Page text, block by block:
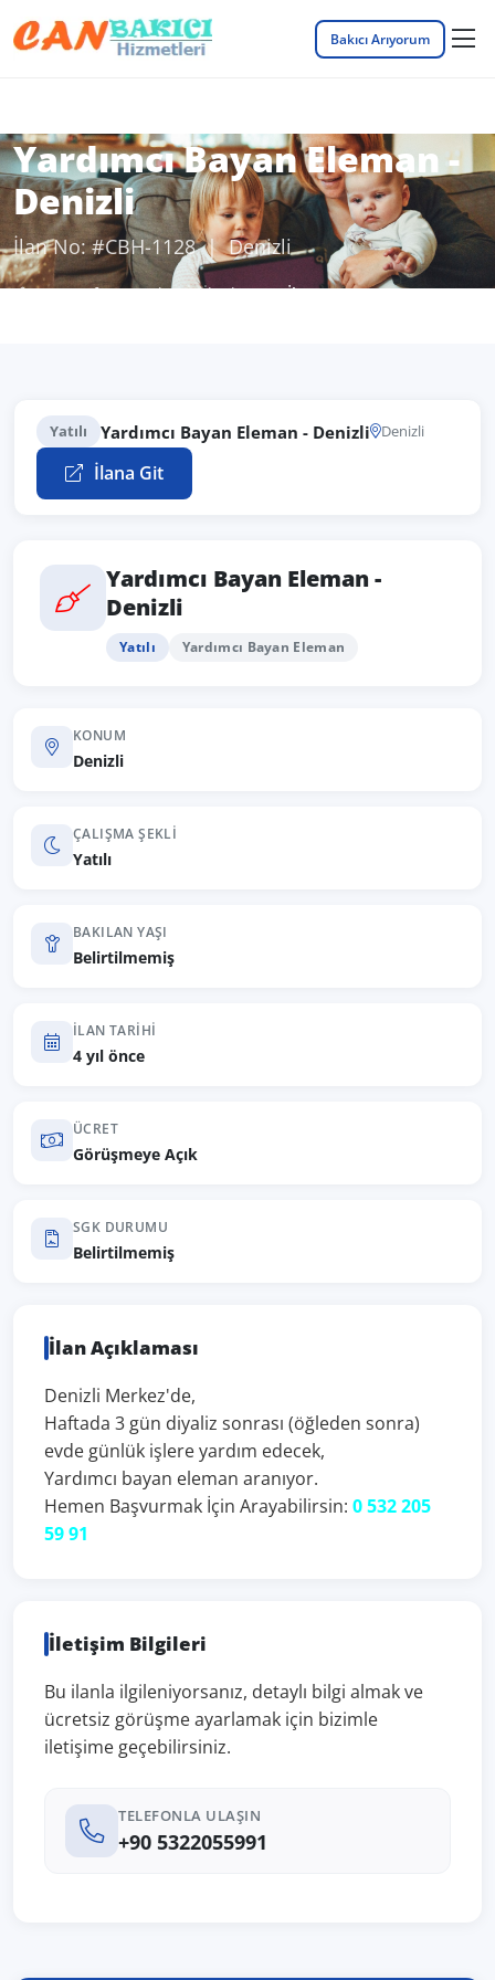
Bakıcı Arıyorum
Yardımcı Bayan Eleman -
Denizli
İlan No: #CBH-1128 | Denizli
Anasayfa Bakıcı İş İlanları İlan Detayı
Yatılı Yardımcı Bayan Eleman - Denizli Denizli
İlana Git
Yardımcı Bayan Eleman -
Denizli
Yatılı Yardımcı Bayan Eleman
KONUM
Denizli
ÇALIŞMA ŞEKLI
Yatılı
BAKILAN YAŞI
Belirtilmemiş
İLAN TARIHI
4 yıl önce
ÜCRET
Görüşmeye Açık
SGK DURUMU
Belirtilmemiş
İlan Açıklaması
Denizli Merkez'de,
Haftada 3 gün diyaliz sonrası (öğleden sonra)
evde günlük işlere yardım edecek,
Yardımcı bayan eleman aranıyor.
Hemen Başvurmak İçin Arayabilirsin: 0 532 205
59 91
İletişim Bilgileri
Bu ilanla ilgileniyorsanız, detaylı bilgi almak ve
ücretsiz görüşme ayarlamak için bizimle
iletişime geçebilirsiniz.
TELEFONLA ULAŞIN
+90 5322055991